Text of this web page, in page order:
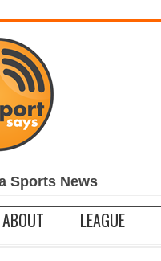
Sports News
ABOUT LEAGUE